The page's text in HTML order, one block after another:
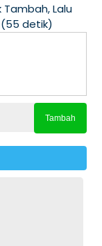
Lalu
detik)
Tambah